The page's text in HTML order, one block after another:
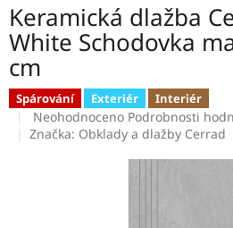
KERAMICKÉ
OBKLADY
KERAMICKÉ
DLAŽBY
Keramická dlažba
White Schodovka
cm
Spárování Exteriér Interiér
Průměrné
hodnocení
Neohodnoceno Podrobnosti
Značka: Obklady a dlažby Cerrad